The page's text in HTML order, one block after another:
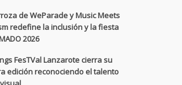
de WeParade y Music Meets
redefine la inclusión y la fiesta
2026
FesTVal Lanzarote cierra su
edición reconociendo el talento